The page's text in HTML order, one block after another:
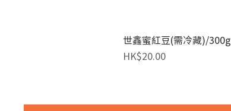
世鑫蜜紅豆(需冷藏)/300g
價格
HK$20.00